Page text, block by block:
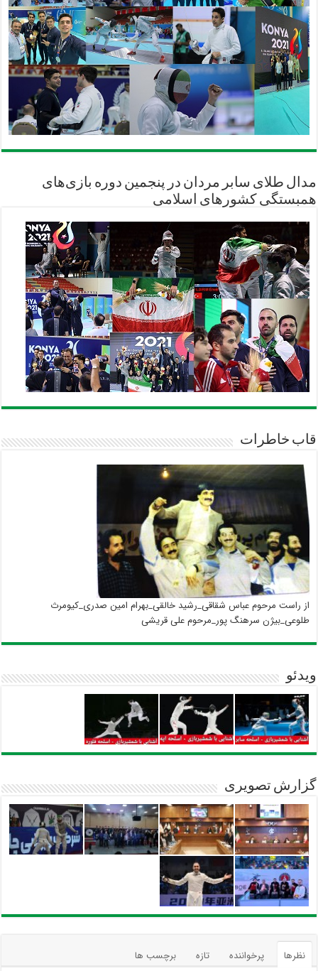
مدال طلای سابر مردان در پنجمین دوره بازی‌های
همبستگی کشورهای اسلامی
قاب خاطرات
از راست مرحوم عباس شقاقی_رشید خالقی_بهرام امین صدری_کیومرث
طلوعی_بیژن سرهنگ پور_مرحوم علی قریشی
ویدئو
گزارش تصویری
نظرها پرخواننده تازه برچسب ها